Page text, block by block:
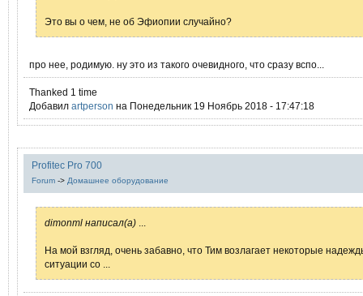
Это вы о чем, не об Эфиопии случайно?
про нее, родимую. ну это из такого очевидного, что сразу вспо...
Thanked 1 time
Добавил artperson на Понедельник 19 Ноябрь 2018 - 17:47:18
Profitec Pro 700
Forum -> Домашнее оборудование
dimonml написал(а)
На мой взгляд, очень забавно, что Тим возлагает некоторые
ситуации со ...